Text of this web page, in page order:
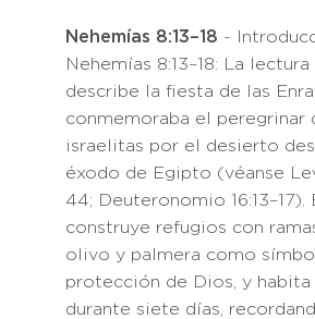
Nehemías 8:13–18 -
Nehemías 8:13–18: La
describe la fiesta de las
conmemoraba el peregrinar
israelitas por el desierto
éxodo de Egipto (véanse
44; Deuteronomio 16:13–17).
construye refugios con
olivo y palmera como
protección de Dios, y habita
durante siete días,